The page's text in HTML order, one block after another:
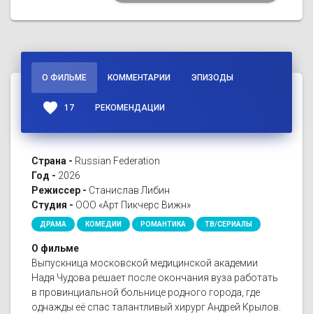
О ФИЛЬМЕ КОММЕНТАРИИ ЭПИЗОДЫ
favorite 17 РЕКОМЕНДАЦИИ
Страна - Russian Federation
Год - 2026
Режиссер - Станислав Либин
Студия - ООО «Арт Пикчерс Вижн»
ДРАМА КОМЕДИИ РОМАНТИКА ТВ/СЕРИАЛЫ
О фильме
Выпускница московской медицинской академии
Надя Чудова решает после окончания вуза работать
в провинциальной больнице родного города, где
однажды её спас талантливый хирург Андрей Крылов.